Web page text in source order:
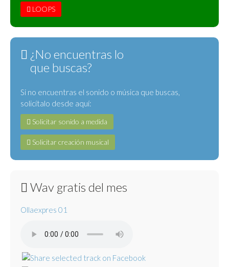
LOOPS
¿No encuentras lo
que buscas?
Si no encuentras el sonido o música que buscas,
solicítalo desde aquí:
Solicitar sonido a medida
Solicitar creación musical
Wav gratis del mes
Ollaexpres 01